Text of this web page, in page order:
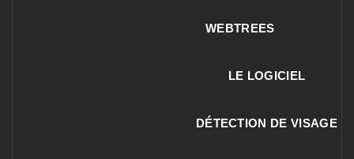
WEBTREES
LE LOGICIEL
DÉTECTION DE VISAGE